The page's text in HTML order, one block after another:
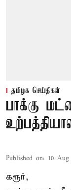
தமிழக செய்திகள்
பாக்கு
Published on: 10 Aug
கரூர்,